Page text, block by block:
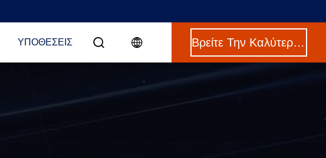
ΥΠΟΘΈΣΕΙΣ Βρείτε Την Καλύτερη Τιμή